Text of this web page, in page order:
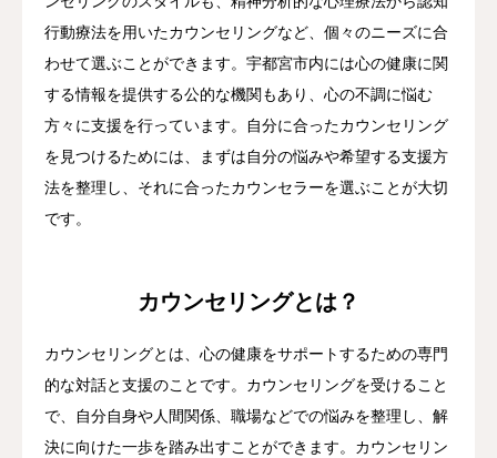
行動療法を用いたカウンセリングなど、個々のニーズに合
わせて選ぶことができます。宇都宮市内には心の健康に関
する情報を提供する公的な機関もあり、心の不調に悩む
方々に支援を行っています。自分に合ったカウンセリング
を見つけるためには、まずは自分の悩みや希望する支援方
法を整理し、それに合ったカウンセラーを選ぶことが大切
です。
カウンセリングとは？
カウンセリングとは、心の健康をサポートするための専門
的な対話と支援のことです。カウンセリングを受けること
で、自分自身や人間関係、職場などでの悩みを整理し、解
決に向けた一歩を踏み出すことができます。カウンセリン